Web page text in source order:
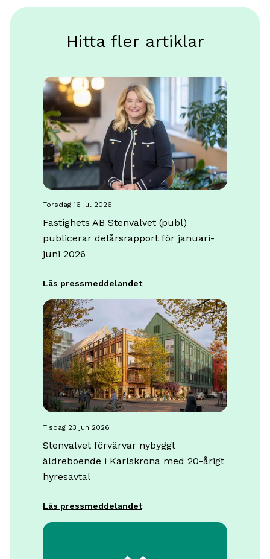
Hitta fler artiklar
torsdag 16 jul 2026
Fastighets AB Stenvalvet (publ)
publicerar delårsrapport för januari-
juni 2026
Läs pressmeddelandet
tisdag 23 jun 2026
Stenvalvet förvärvar nybyggt
äldreboende i Karlskrona med 20-årigt
hyresavtal
Läs pressmeddelandet